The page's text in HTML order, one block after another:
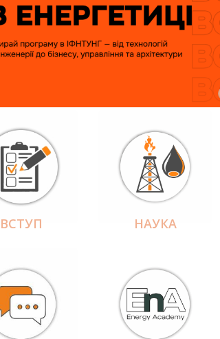
ВСТУП НАУКА